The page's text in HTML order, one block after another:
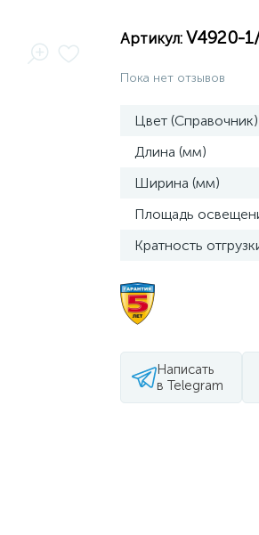
Артикул: V4920-
Пока нет отзывов
Цвет (Справочник)
Длина (мм)
Ширина (мм)
Площадь
Кратность
Написать
в Telegram